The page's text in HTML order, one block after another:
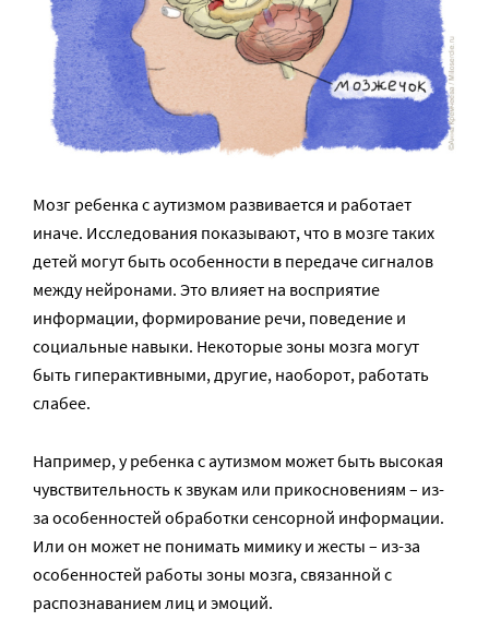
Мозг ребенка с аутизмом развивается и работает
иначе. Исследования показывают, что в мозге таких
детей могут быть особенности в передаче сигналов
между нейронами. Это влияет на восприятие
информации, формирование речи, поведение и
социальные навыки. Некоторые зоны мозга могут
быть гиперактивными, другие, наоборот, работать
слабее.
Например, у ребенка с аутизмом может быть высокая
чувствительность к звукам или прикосновениям – из-
за особенностей обработки сенсорной информации.
Или он может не понимать мимику и жесты – из-за
особенностей работы зоны мозга, связанной с
распознаванием лиц и эмоций.